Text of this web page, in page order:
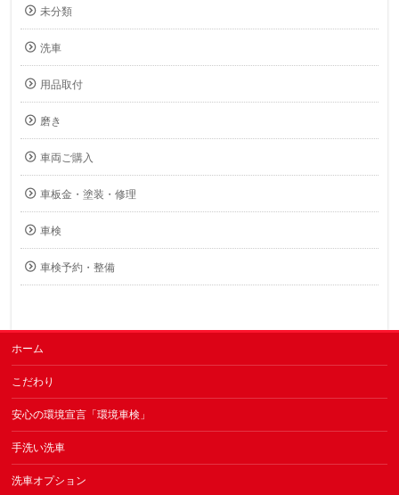
未分類
洗車
用品取付
磨き
車両ご購入
車板金・塗装・修理
車検
車検予約・整備
ホーム
こだわり
安心の環境宣言「環境車検」
手洗い洗車
洗車オプション